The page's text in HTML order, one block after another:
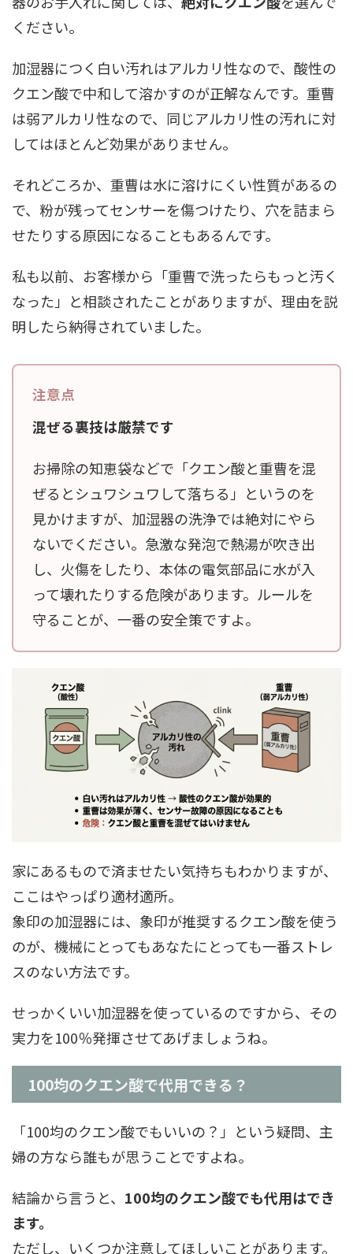
ください。
加湿器につく白い汚れはアルカリ性なので、酸性の
クエン酸で中和して溶かすのが正解なんです。重曹
は弱アルカリ性なので、同じアルカリ性の汚れに対
してはほとんど効果がありません。
それどころか、重曹は水に溶けにくい性質があるの
で、粉が残ってセンサーを傷つけたり、穴を詰まら
せたりする原因になることもあるんです。
私も以前、お客様から「重曹で洗ったらもっと汚く
なった」と相談されたことがありますが、理由を説
明したら納得されていました。
混ぜる裏技は厳禁です
お掃除の知恵袋などで「クエン酸と重曹を混
ぜるとシュワシュワして落ちる」というのを
見かけますが、加湿器の洗浄では絶対にやら
ないでください。急激な発泡で熱湯が吹き出
し、火傷をしたり、本体の電気部品に水が入
って壊れたりする危険があります。ルールを
守ることが、一番の安全策ですよ。
家にあるもので済ませたい気持ちもわかりますが、
ここはやっぱり適材適所。
象印の加湿器には、象印が推奨するクエン酸を使う
のが、機械にとってもあなたにとっても一番ストレ
スのない方法です。
せっかくいい加湿器を使っているのですから、その
実力を100％発揮させてあげましょうね。
100均のクエン酸で代用できる？
「100均のクエン酸でもいいの？」という疑問、主
婦の方なら誰もが思うことですよね。
結論から言うと、 100均のクエン酸でも代用はでき
ます。
ただし、いくつか注意してほしいことがあります。